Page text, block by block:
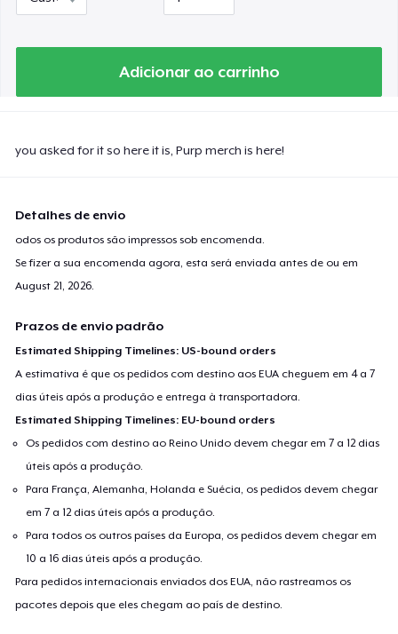
Adicionar ao carrinho
you asked for it so here it is, Purp merch is here!
Detalhes de envio
odos os produtos são impressos sob encomenda.
Se fizer a sua encomenda agora, esta será enviada antes de ou em
August 21, 2026.
Prazos de envio padrão
Estimated Shipping Timelines: US-bound orders
A estimativa é que os pedidos com destino aos EUA cheguem em 4 a 7
dias úteis após a produção e entrega à transportadora.
Estimated Shipping Timelines: EU-bound orders
Os pedidos com destino ao Reino Unido devem chegar em 7 a 12 dias
úteis após a produção.
Para França, Alemanha, Holanda e Suécia, os pedidos devem chegar
em 7 a 12 dias úteis após a produção.
Para todos os outros países da Europa, os pedidos devem chegar em
10 a 16 dias úteis após a produção.
Para pedidos internacionais enviados dos EUA, não rastreamos os
pacotes depois que eles chegam ao país de destino.